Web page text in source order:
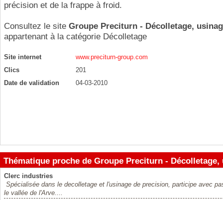
précision et de la frappe à froid.
Consultez le site Groupe Preciturn - Décolletage,
appartenant à la catégorie Décolletage
Site internet
www.preciturn-group.com
Clics
201
Date de validation
04-03-2010
Thématique proche de Groupe Preciturn - Décolletage,
Clerc industries
Spécialisée dans le decolletage et l'usinage de precision, participe avec
le vallée de l'Arve....